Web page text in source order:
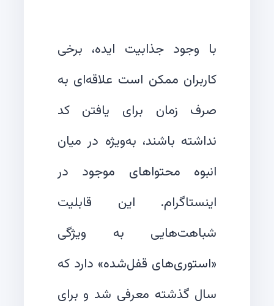
با وجود جذابیت ایده، برخی
کاربران ممکن است علاقه‌ای به
صرف زمان برای یافتن کد
نداشته باشند، به‌ویژه در میان
انبوه محتواهای موجود در
اینستاگرام. این قابلیت
شباهت‌هایی به ویژگی
«استوری‌های قفل‌شده» دارد که
سال گذشته معرفی شد و برای